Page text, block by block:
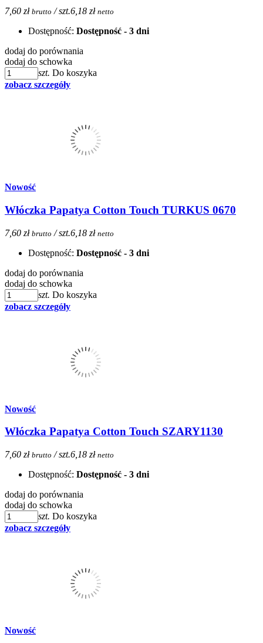
7,60 zł brutto / szt.6,18 zł netto
Dostępność: Dostępność - 3 dni
dodaj do porównania
dodaj do schowka
szt. Do koszyka
zobacz szczegóły
Nowość
Włóczka Papatya Cotton Touch TURKUS 0670
7,60 zł brutto / szt.6,18 zł netto
Dostępność: Dostępność - 3 dni
dodaj do porównania
dodaj do schowka
szt. Do koszyka
zobacz szczegóły
Nowość
Włóczka Papatya Cotton Touch SZARY1130
7,60 zł brutto / szt.6,18 zł netto
Dostępność: Dostępność - 3 dni
dodaj do porównania
dodaj do schowka
szt. Do koszyka
zobacz szczegóły
Nowość